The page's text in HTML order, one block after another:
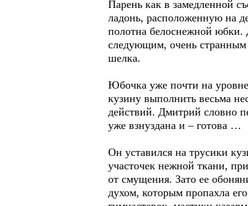
Парень как в замедленной
ладонь, расположенную на
полотна белоснежной юбки.
следующим, очень
шелка.
Юбочка уже почти на
кузину выполнить весьма
действий. Дмитрий словно
уже взнуздана и – готова …
Он уставился на трусики
участочек нежной ткани,
от смущения. Зато ее
духом, которым пропахла